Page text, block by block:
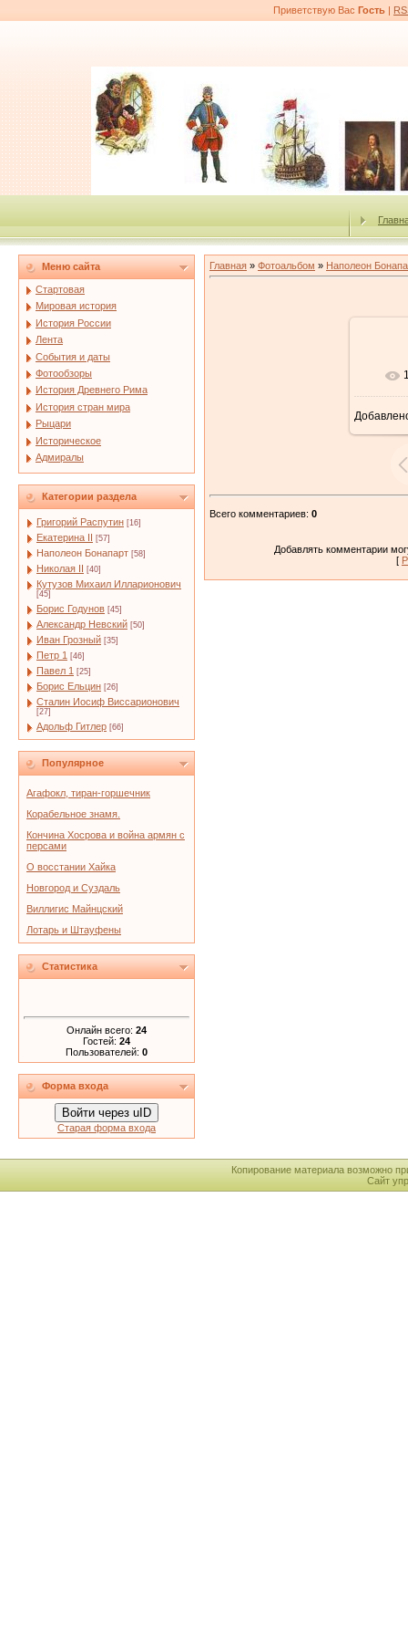
Приветствую Вас Гость |
Меню сайта
Стартовая
Мировая история
История России
Лента
События и даты
Фотообзоры
История Древнего Рима
История стран мира
Рыцари
Историческое
Адмиралы
Категории раздела
Григорий Распутин [16]
Екатерина II [57]
Наполеон Бонапарт [58]
Николая II [40]
Кутузов Михаил Илларионович
[45]
Борис Годунов [45]
Александр Невский [50]
Иван Грозный [35]
Петр 1 [46]
Павел 1 [25]
Борис Ельцин [26]
Сталин Иосиф Виссарионович
[27]
Адольф Гитлер [66]
Популярное
Агафокл, тиран-горшечник
Корабельное знамя.
Кончина Хосрова и война армян с
персами
О восстании Хайка
Новгород и Суздаль
Виллигис Майнцский
Лотарь и Штауфены
Статистика
Онлайн всего: 24
Гостей: 24
Пользователей: 0
Форма входа
Войти через uID
Старая форма входа
Главная » Фотоальбом » Наполеон
Всего комментариев: 0
Добавлять комментарии
[
Копирование материала возможно
Сайт